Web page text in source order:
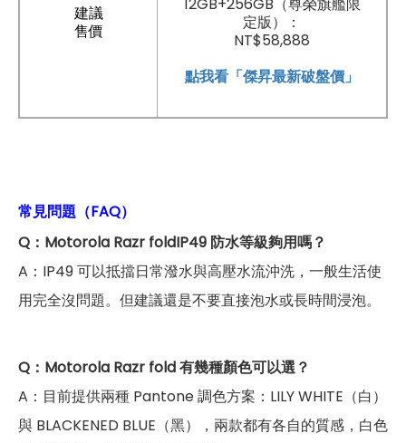
建議
售價
12GB+256GB（尊榮旗艦限
定版）：
NT$58,888
點我看「傑昇最新破盤價」
常見問題（FAQ）
Q：Motorola Razr foldIP49 防水等級夠用嗎？
A：IP49 可以抵擋日常潑水與高壓水流沖洗，一般生活使
用完全沒問題。但建議還是不要直接泡水或長時間浸泡。
Q：Motorola Razr fold 有幾種顏色可以選？
A：目前提供兩種 Pantone 調色方案：LILY WHITE（白）
與 BLACKENED BLUE（黑），兩款都有各自的質感，白色